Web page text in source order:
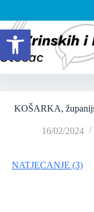
Open
KOŠARKA,
16/02/2024
NATJECANJE (3)